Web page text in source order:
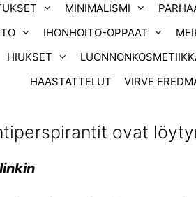
MINIMALISMI
IHONHOITO-OPPAAT
HIUKSET
HAASTATTELUT
VIRVE
ovat